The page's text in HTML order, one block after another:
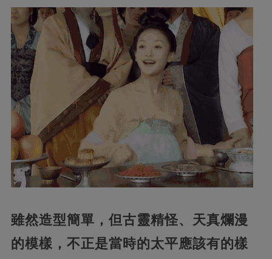
雖然造型簡單，但古靈精怪、天真爛漫
的模樣，不正是當時的太平應該有的樣